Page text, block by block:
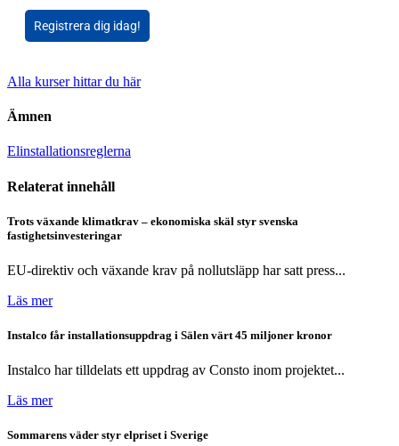
Registrera dig idag!
Alla kurser hittar du här
Ämnen
Elinstallationsreglerna
Relaterat innehåll
Trots växande klimatkrav – ekonomiska skäl styr svenska
fastighetsinvesteringar
EU-direktiv och växande krav på nollutsläpp har satt press...
Läs mer
Instalco får installationsuppdrag i Sälen värt 45 miljoner kronor
Instalco har tilldelats ett uppdrag av Consto inom projektet...
Läs mer
Sommarens väder styr elpriset i Sverige